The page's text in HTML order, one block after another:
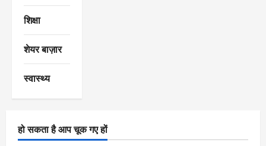
शिक्षा
शेयर बाज़ार
स्वास्थ्य
हो सकता है आप चूक गए हों